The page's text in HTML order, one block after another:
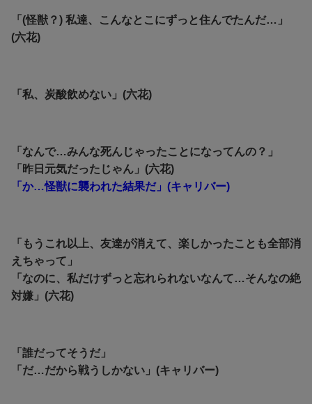
「(怪獣？) 私達、こんなとこにずっと住んでたんだ…」
(六花)
「私、炭酸飲めない」(六花)
「なんで…みんな死んじゃったことになってんの？」
「昨日元気だったじゃん」(六花)
「か…怪獣に襲われた結果だ」(キャリバー)
「もうこれ以上、友達が消えて、楽しかったことも全部消
えちゃって」
「なのに、私だけずっと忘れられないなんて…そんなの絶
対嫌」(六花)
「誰だってそうだ」
「だ…だから戦うしかない」(キャリバー)